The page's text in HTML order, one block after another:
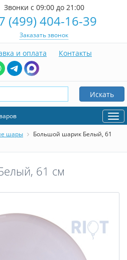
Звонки с 09:00 до 21:00
(499) 404-16-39
Заказать звонок
и оплата Контакты
Искать
шары
Большой шарик Белый, 61
61 см